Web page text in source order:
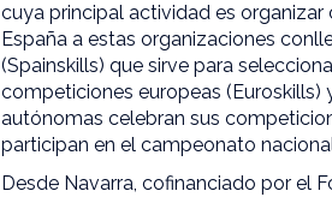
cuya principal actividad es
España a estas organizaciones
(Spainskills) que sirve para
competiciones europeas (Euroskills)
autónomas celebran sus
participan en el campeonato
Desde Navarra, cofinanciado por el